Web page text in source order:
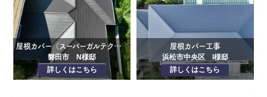
屋根カバー（スーパーガルテクト）・目地シーリング工事
磐田市 N様邸
詳しくはこちら
屋根カバー工事
浜松市中央区 I様邸
詳しくはこちら